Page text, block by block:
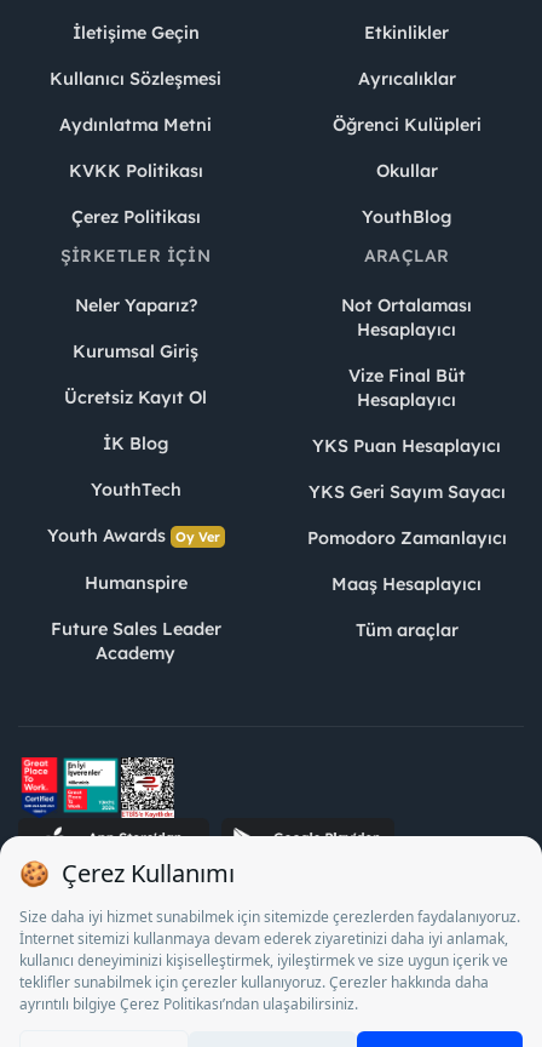
İletişime Geçin
Kullanıcı Sözleşmesi
Aydınlatma Metni
KVKK Politikası
Çerez Politikası
Etkinlikler
Ayrıcalıklar
Öğrenci Kulüpleri
Okullar
YouthBlog
ŞIRKETLER İÇIN
Neler Yaparız?
Kurumsal Giriş
Ücretsiz Kayıt Ol
İK Blog
YouthTech
Youth Awards Oy Ver
Humanspire
Future Sales Leader
Academy
ARAÇLAR
Not Ortalaması
Hesaplayıcı
Vize Final Büt
Hesaplayıcı
YKS Puan Hesaplayıcı
YKS Geri Sayım Sayacı
Pomodoro Zamanlayıcı
Maaş Hesaplayıcı
Tüm araçlar
STJ İnsan Kaynakları Bilişim ve Danışmanlık A.Ş. Özel İstihdam
Bürosu Olarak 13/05/2025 - 12/05/2028 tarihleri arasında
faaliyette bulunmak üzere, Türkiye İş Kurumu tarafından
18/04/2025 tarih ve 18095710 sayılı karar uyarınca 1078 nolu
belge ile faaliyet göstermektedir. 4904 sayılı kanun uyarınca iş